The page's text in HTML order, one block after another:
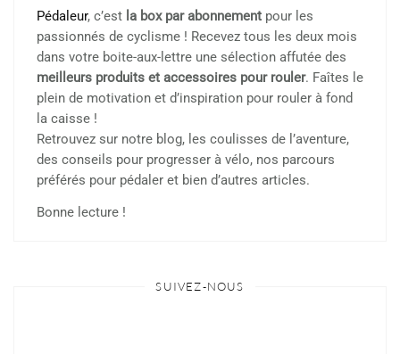
Pédaleur, c’est la box par abonnement pour les
passionnés de cyclisme ! Recevez tous les deux mois
dans votre boite-aux-lettre une sélection affutée des
meilleurs produits et accessoires pour rouler. Faîtes le
plein de motivation et d’inspiration pour rouler à fond
la caisse !
Retrouvez sur notre blog, les coulisses de l’aventure,
des conseils pour progresser à vélo, nos parcours
préférés pour pédaler et bien d’autres articles.
Bonne lecture !
SUIVEZ-NOUS